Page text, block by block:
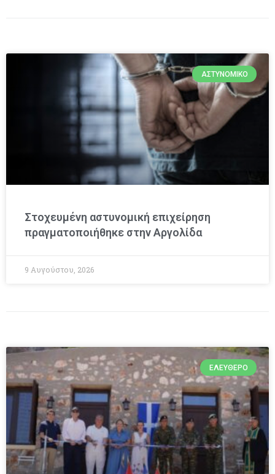
ΑΣΤΥΝΟΜΙΚΌ
Στοχευμένη αστυνομική επιχείρηση
πραγματοποιήθηκε στην Αργολίδα
9 Αυγούστου, 2026
ΕΛΕΎΘΕΡΟ